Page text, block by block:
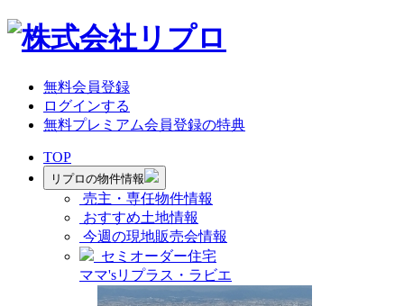
無料会員登録
ログインする
無料プレミアム会員登録の特典
TOP
リプロの物件情報
売主・専任物件情報
おすすめ土地情報
今週の現地販売会情報
セミオーダー住宅
ママ'sリプラス・ラビエ